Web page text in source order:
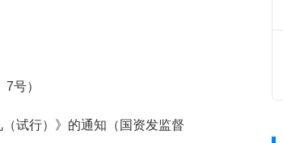
号）
试行）》的通知（国资发监督